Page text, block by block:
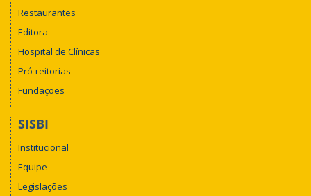
Restaurantes
Editora
Hospital de Clínicas
Pró-reitorias
Fundações
SISBI
Institucional
Equipe
Legislações